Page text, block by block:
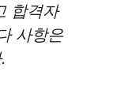
합격자
사항은